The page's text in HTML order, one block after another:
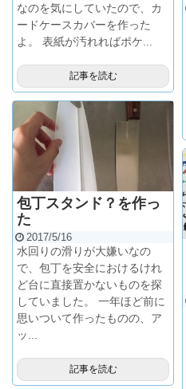
なのを気にしていたので、カ
ードケースカバーを作った
よ。 表紙が汚れればポケ...
記事を読む
包丁スタンド？を作っ
た
2017/5/16
水回りの滑りが大嫌いなの
で、包丁を安全におけるけれ
ど台に直接置かないものを探
していました。 一年ほど前に
思いついて作ったものの、ア
ッ...
記事を読む